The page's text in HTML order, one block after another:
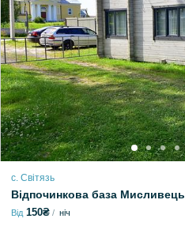
с. Світязь
Відпочинкова база Мисливець
Від 150₴ ніч